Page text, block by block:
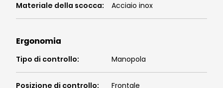
Materiale della scocca: Acciaio inox
Ergonomia
Tipo di controllo: Manopola
Posizione di controllo: Frontale